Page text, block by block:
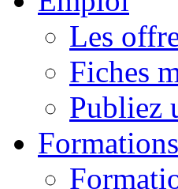
Les
Fiches
Publiez
Formations